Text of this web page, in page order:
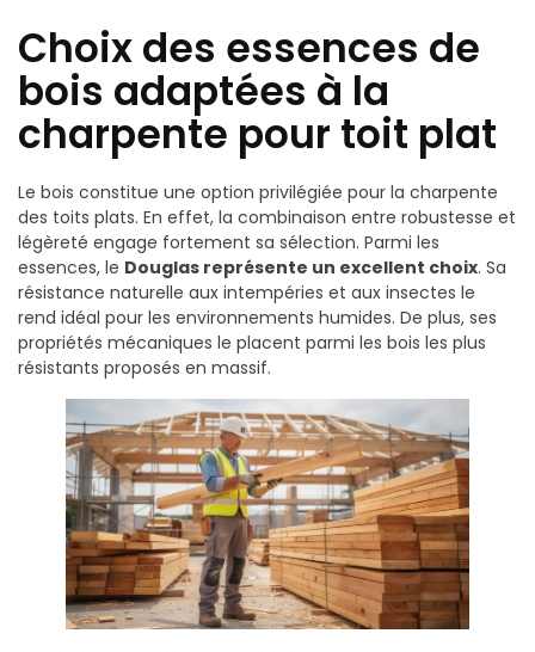
Choix des essences de
bois adaptées à la
charpente pour toit plat
Le bois constitue une option privilégiée pour la charpente
des toits plats. En effet, la combinaison entre robustesse et
légèreté engage fortement sa sélection. Parmi les
essences, le Douglas représente un excellent choix. Sa
résistance naturelle aux intempéries et aux insectes le
rend idéal pour les environnements humides. De plus, ses
propriétés mécaniques le placent parmi les bois les plus
résistants proposés en massif.